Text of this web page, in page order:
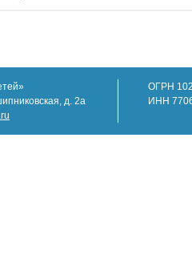
д. 2а
ОГРН
ИНН